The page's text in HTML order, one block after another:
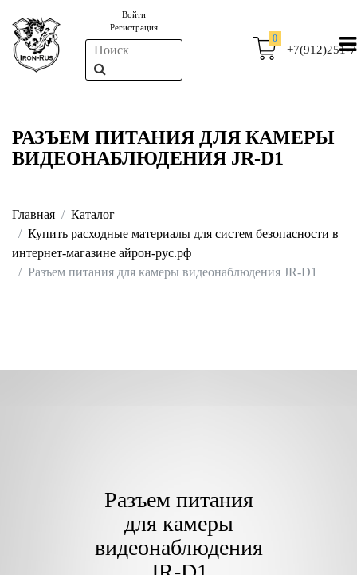
Войти
Регистрация
0
+7(912)251-
РАЗЪЕМ ПИТАНИЯ ДЛЯ КАМЕРЫ
ВИДЕОНАБЛЮДЕНИЯ JR-D1
Главная
Каталог
Купить расходные материалы для систем безопасности в
интернет-магазине айрон-рус.рф
Разъем питания для камеры видеонаблюдения JR-D1
Разъем питания
для камеры
видеонаблюдения